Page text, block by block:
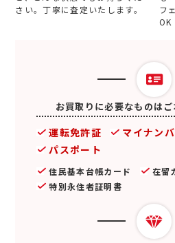
さい。丁寧に査定いたします。
フ
OK
お買取りに必要なものは
運転免許証
マイナン
パスポート
住民基本台帳カード
在留
特別永住者証明書